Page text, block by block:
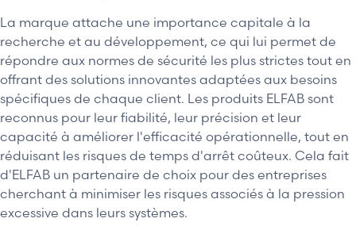
La marque attache une importance capitale à la
recherche et au développement, ce qui lui permet de
répondre aux normes de sécurité les plus strictes tout en
offrant des solutions innovantes adaptées aux besoins
spécifiques de chaque client. Les produits ELFAB sont
reconnus pour leur fiabilité, leur précision et leur
capacité à améliorer l'efficacité opérationnelle, tout en
réduisant les risques de temps d'arrêt coûteux. Cela fait
d'ELFAB un partenaire de choix pour des entreprises
cherchant à minimiser les risques associés à la pression
excessive dans leurs systèmes.